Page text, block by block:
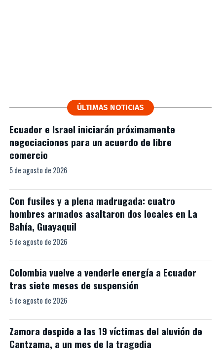
ÚLTIMAS NOTICIAS
Ecuador e Israel iniciarán próximamente
negociaciones para un acuerdo de libre
comercio
5 de agosto de 2026
Con fusiles y a plena madrugada: cuatro
hombres armados asaltaron dos locales en La
Bahía, Guayaquil
5 de agosto de 2026
Colombia vuelve a venderle energía a Ecuador
tras siete meses de suspensión
5 de agosto de 2026
Zamora despide a las 19 víctimas del aluvión de
Cantzama, a un mes de la tragedia